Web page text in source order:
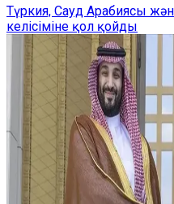
Түркия, Сауд Арабиясы
келісіміне қол қойды